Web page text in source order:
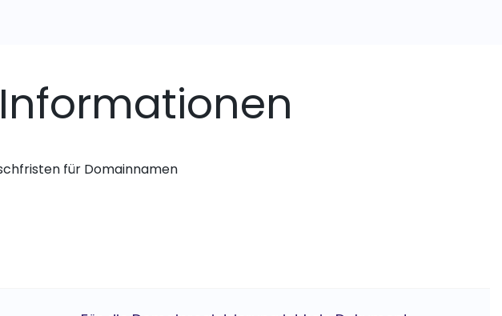
für Domainnamen